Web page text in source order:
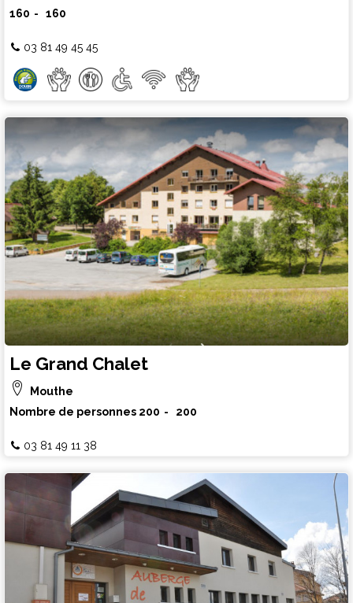
160
160
03 81 49 45 45
Le Grand Chalet
Mouthe
Nombre de personnes 200 200
03 81 49 11 38